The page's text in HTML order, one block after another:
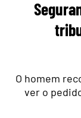
O homem
ver o